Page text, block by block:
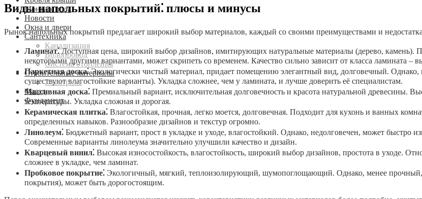
Монтаж пола
Новости
Окна и двери
Сантехника
Канализация
Водопровод
Система отопления
Строительные материалы
Электрика
Фасад
Фундамент
Виды напольных покрытий⁚ плюсы и минусы
Рынок напольных покрытий предлагает широкий выбор материалов, каждый со своими преимуществами и
Ламинат⁚Доступная цена, широкий выбор дизайнов, имитирующих натуральные материалы (дерево, камень).
некоторыми другими вариантами, может скрипеть со временем. Качество сильно зависит от класса ламината –
Паркетная доска⁚Экологически чистый материал, придает помещению элегантный вид, долговечный. Однако,
существуют влагостойкие варианты). Укладка сложнее, чем у ламината, и лучше доверить её специалистам.
Массивная доска⁚ Премиальный вариант, исключительная долговечность и красота натуральной древесины.
температуры. Укладка сложная и дорогая.
Керамическая плитка⁚ Влагостойкая, прочная, легко моется, долговечная. Подходит для кухонь и ванных
определенных навыков. Разнообразие дизайнов и текстур огромно.
Линолеум⁚ Бюджетный вариант, прост в укладке и уходе, влагостойкий. Однако, недолговечен, может быстро
Современные варианты линолеума значительно улучшили качество и дизайн.
Кварцевый винил⁚ Высокая износостойкость, влагостойкость, широкий выбор дизайнов, простота в уходе.
сложнее в укладке, чем ламинат.
Пробковое покрытие⁚ Экологичный, мягкий, теплоизолирующий, шумопоглощающий. Однако, менее прочный,
покрытия), может быть дорогостоящим.